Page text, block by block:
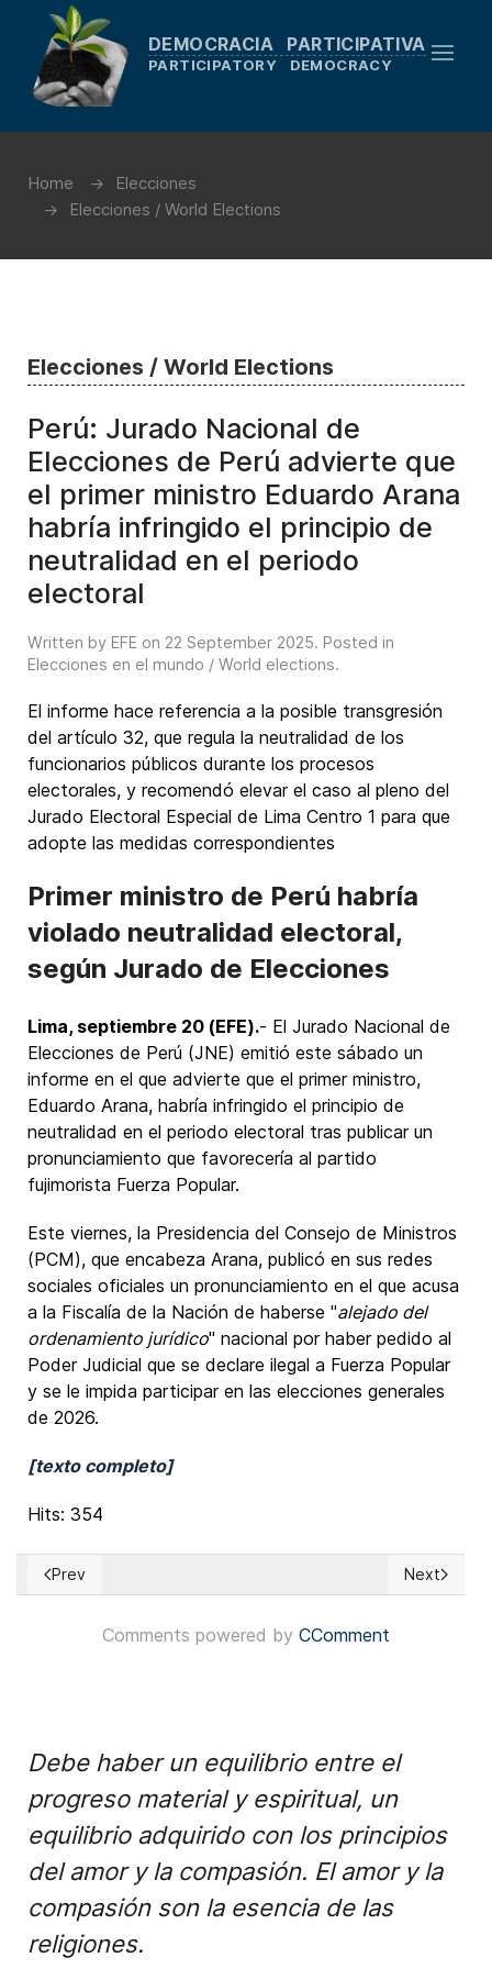
DEMOCRACIA PARTICIPATIVA
PARTICIPATORY DEMOCRACY
Home
Elecciones
Elecciones / World Elections
Elecciones / World Elections
Perú: Jurado Nacional de
Elecciones de Perú advierte que
el primer ministro Eduardo Arana
habría infringido el principio de
neutralidad en el periodo
electoral
Written by EFE on 22 September 2025. Posted in
Elecciones en el mundo / World elections.
El informe hace referencia a la posible transgresión
del artículo 32, que regula la neutralidad de los
funcionarios públicos durante los procesos
electorales, y recomendó elevar el caso al pleno del
Jurado Electoral Especial de Lima Centro 1 para que
adopte las medidas correspondientes
Primer ministro de Perú habría
violado neutralidad electoral,
según Jurado de Elecciones
Lima, septiembre 20 (EFE).- El Jurado Nacional de
Elecciones de Perú (JNE) emitió este sábado un
informe en el que advierte que el primer ministro,
Eduardo Arana, habría infringido el principio de
neutralidad en el periodo electoral tras publicar un
pronunciamiento que favorecería al partido
fujimorista Fuerza Popular.
Este viernes, la Presidencia del Consejo de Ministros
(PCM), que encabeza Arana, publicó en sus redes
sociales oficiales un pronunciamiento en el que acusa
a la Fiscalía de la Nación de haberse "alejado del
ordenamiento jurídico" nacional por haber pedido al
Poder Judicial que se declare ilegal a Fuerza Popular
y se le impida participar en las elecciones generales
de 2026.
[texto completo]
Hits: 354
Previous article: Ecuador: Consejo Nacional Electoral de
Prev Next
Next
Comments powered by CComment
Debe haber un equilibrio entre el
progreso material y espiritual, un
equilibrio adquirido con los principios
del amor y la compasión. El amor y la
compasión son la esencia de las
religiones.